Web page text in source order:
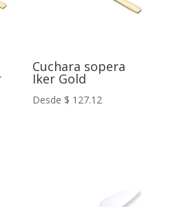
Cuchara sopera
Iker Gold
Desde $ 127.12